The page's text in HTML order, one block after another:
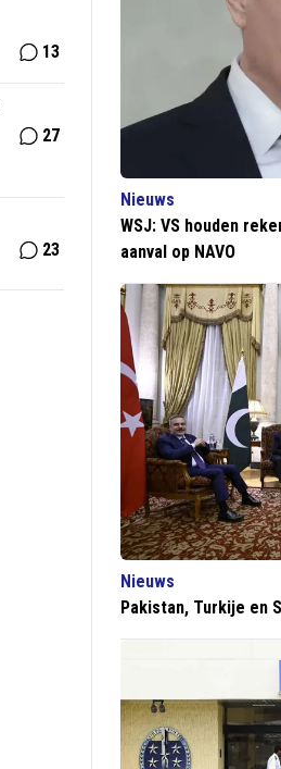
13
27
23
Nieuws
WSJ: VS houden
aanval op NAVO
Nieuws
Pakistan, Turkije en